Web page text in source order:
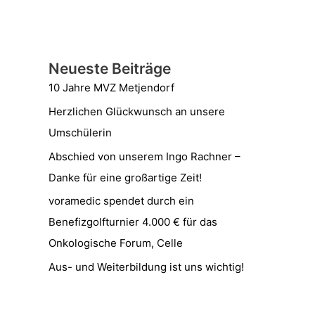
Neueste Beiträge
10 Jahre MVZ Metjendorf
Herzlichen Glückwunsch an unsere
Umschülerin
Abschied von unserem Ingo Rachner –
Danke für eine großartige Zeit!
voramedic spendet durch ein
Benefizgolfturnier 4.000 € für das
Onkologische Forum, Celle
Aus- und Weiterbildung ist uns wichtig!